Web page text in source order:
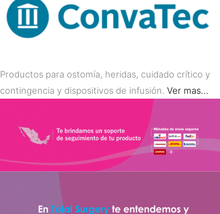
Productos para ostomía, heridas, cuidado crítico y
contingencia y dispositivos de infusión. Ver mas…